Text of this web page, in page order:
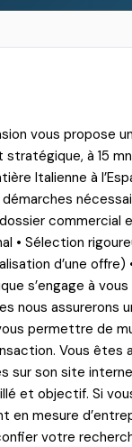
vous propose
à 15
Italienne à
commercial
• Sélection
d’une
s’engage à
nous assurerons
permettre de
Vous êtes
sur son site
et objectif. Si
mesure
votre